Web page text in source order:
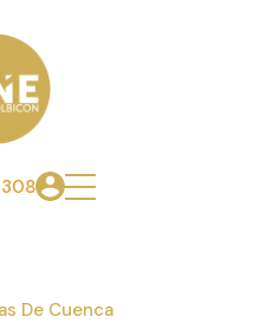
De Cuenca